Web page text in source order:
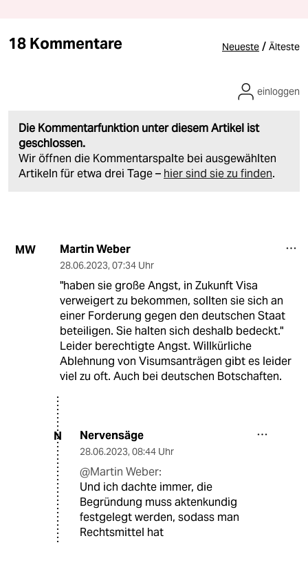
18 Kommentare Neueste / Älteste
Die Kommentarfunktion unter diesem Artikel ist
geschlossen.
Wir öffnen die Kommentarspalte bei ausgewählten
Artikeln für etwa drei Tage – hier sind sie zu finden.
einloggen
MW Martin Weber
28.06.2023, 07:34 Uhr
"haben sie große Angst, in Zukunft Visa
verweigert zu bekommen, sollten sie sich an
einer Forderung gegen den deutschen Staat
beteiligen. Sie halten sich deshalb bedeckt."
Leider berechtigte Angst. Willkürliche
Ablehnung von Visumsanträgen gibt es leider
viel zu oft. Auch bei deutschen Botschaften.
N Nervensäge
28.06.2023, 08:44 Uhr
@Martin Weber:
Und ich dachte immer, die
Begründung muss aktenkundig
festgelegt werden, sodass man
Rechtsmittel hat